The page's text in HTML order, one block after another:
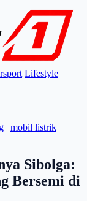
Lifestyle
| mobil listrik
Sibolga:
Bersemi di